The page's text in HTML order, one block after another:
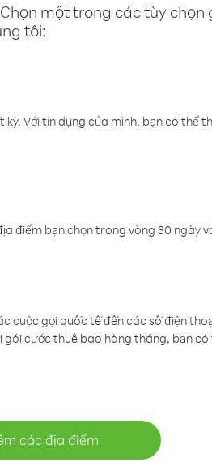
một trong các tùy
tôi:
Với tín dụng của mình, bạn có thể
điểm bạn chọn trong vòng 30 ngày
cuộc gọi quốc tế đến các số điện
cước thuê bao hàng tháng, bạn
các địa điểm